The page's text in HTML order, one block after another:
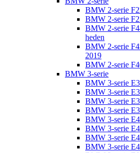
BMW 2-serie
BMW 2-serie
BMW 2-serie
heden
BMW 2-serie
2019
BMW 2-serie
BMW 3-serie
BMW 3-serie
BMW 3-serie
BMW 3-serie
BMW 3-serie
BMW 3-serie
BMW 3-serie
BMW 3-serie
BMW 3-serie